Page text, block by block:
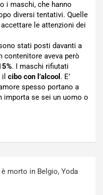
i maschi, che hanno
diversi tentativi. Quelle
le attenzioni dei
stati posti davanti a
contenitore aveva però
. I maschi rifiutati
cibo con l’alcool . E’
spesso portano a
importa se sei un uomo o
morto in Belgio, Yoda